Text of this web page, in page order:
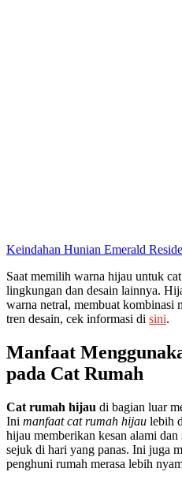
Keindahan Hunian Emerald
Saat memilih warna hijau untuk
lingkungan dan desain lainnya.
warna netral, membuat kombinasi
tren desain, cek informasi di sini.
Manfaat
pada Cat Rumah
Cat rumah hijau di bagian luar
Ini manfaat cat rumah hijau lebih
hijau memberikan kesan alami dan
sejuk di hari yang panas. Ini juga
penghuni rumah merasa lebih